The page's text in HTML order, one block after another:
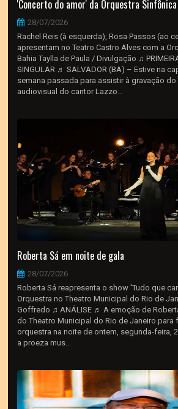
'Concerto do amor' da Orquestra
28/07/2026
Rachel Reis (à esquerda), Rosa Passos (ao
apresentam no Teatro Castro Alves com a
Bahia Taylla de Paula / Divulgação ♫
SINGULAR ♬ SALVADOR (BA) – Estive na
semana passada para assistir à gravação
audiovisual do cantor Lazzo...
Roberta Sá em noite de gala
28/07/2026
Roberta Sá reapresenta o show 'Tudo que
Orquestra no Theatro Municipal do Rio de
Goffredo ♫ ANÁLISE ♬ A emoção de
do Theatro Municipal do Rio de Janeiro para
orquestra na noite de ontem, segunda-feira,
a proeza mus...